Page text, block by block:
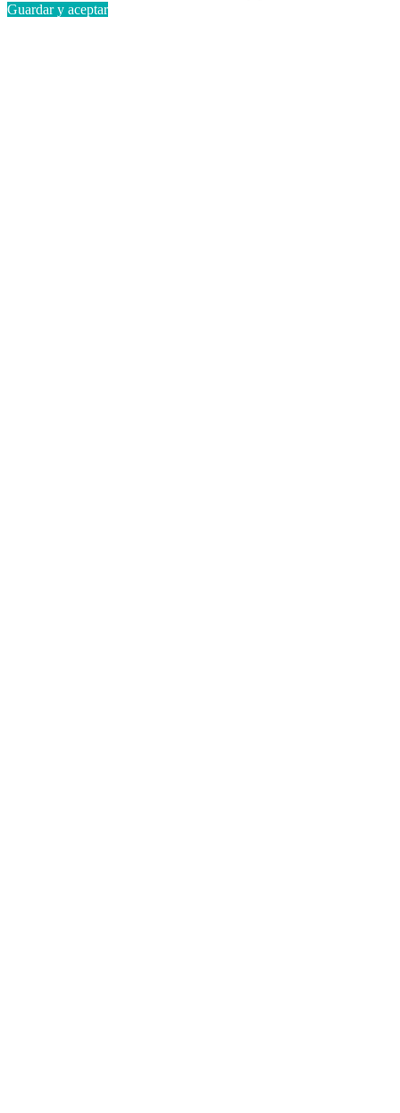
Guardar y aceptar